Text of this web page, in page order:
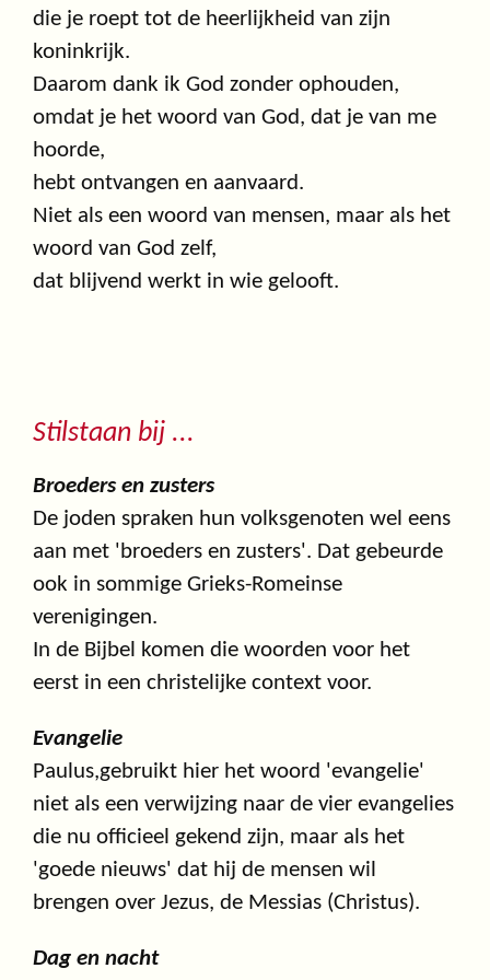
die je roept tot de heerlijkheid van zijn
koninkrijk.
Daarom dank ik God zonder ophouden,
omdat je het woord van God, dat je van me
hoorde,
hebt ontvangen en aanvaard.
Niet als een woord van mensen, maar als het
woord van God zelf,
dat blijvend werkt in wie gelooft.
Stilstaan bij ...
Broeders en zusters
De joden spraken hun volksgenoten wel eens
aan met 'broeders en zusters'. Dat gebeurde
ook in sommige Grieks-Romeinse
verenigingen.
In de Bijbel komen die woorden voor het
eerst in een christelijke context voor.
Evangelie
Paulus,gebruikt hier het woord 'evangelie'
niet als een verwijzing naar de vier evangelies
die nu officieel gekend zijn, maar als het
'goede nieuws' dat hij de mensen wil
brengen over Jezus, de Messias (Christus).
Dag en nacht